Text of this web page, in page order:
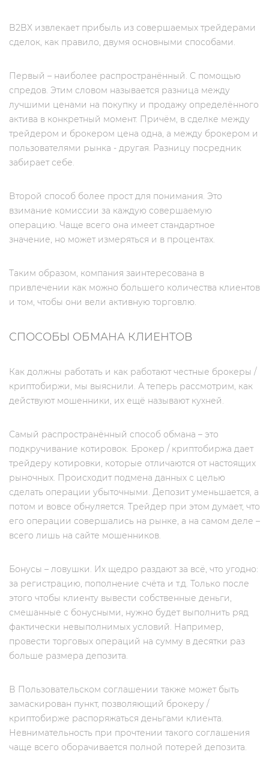
B2BX извлекает прибыль из совершаемых трейдерами
сделок, как правило, двумя основными способами.
Первый – наиболее распространённый. С помощью
спредов. Этим словом называется разница между
лучшими ценами на покупку и продажу определённого
актива в конкретный момент. Причём, в сделке между
трейдером и брокером цена одна, а между брокером и
пользователями рынка - другая. Разницу посредник
забирает себе.
Второй способ более прост для понимания. Это
взимание комиссии за каждую совершаемую
операцию. Чаще всего она имеет стандартное
значение, но может измеряться и в процентах.
Таким образом, компания заинтересована в
привлечении как можно большего количества клиентов
и том, чтобы они вели активную торговлю.
СПОСОБЫ ОБМАНА КЛИЕНТОВ
Как должны работать и как работают честные брокеры /
криптобиржи, мы выяснили. А теперь рассмотрим, как
действуют мошенники, их ещё называют кухней.
Самый распространённый способ обмана – это
подкручивание котировок. Брокер / криптобиржа дает
трейдеру котировки, которые отличаются от настоящих
рыночных. Происходит подмена данных с целью
сделать операции убыточными. Депозит уменьшается, а
потом и вовсе обнуляется. Трейдер при этом думает, что
его операции совершались на рынке, а на самом деле –
всего лишь на сайте мошенников.
Бонусы – ловушки. Их щедро раздают за всё, что угодно:
за регистрацию, пополнение счёта и т.д. Только после
этого чтобы клиенту вывести собственные деньги,
смешанные с бонусными, нужно будет выполнить ряд
фактически невыполнимых условий. Например,
провести торговых операций на сумму в десятки раз
больше размера депозита.
В Пользовательском соглашении также может быть
замаскирован пункт, позволяющий брокеру /
криптобирже распоряжаться деньгами клиента.
Невнимательность при прочтении такого соглашения
чаще всего оборачивается полной потерей депозита.